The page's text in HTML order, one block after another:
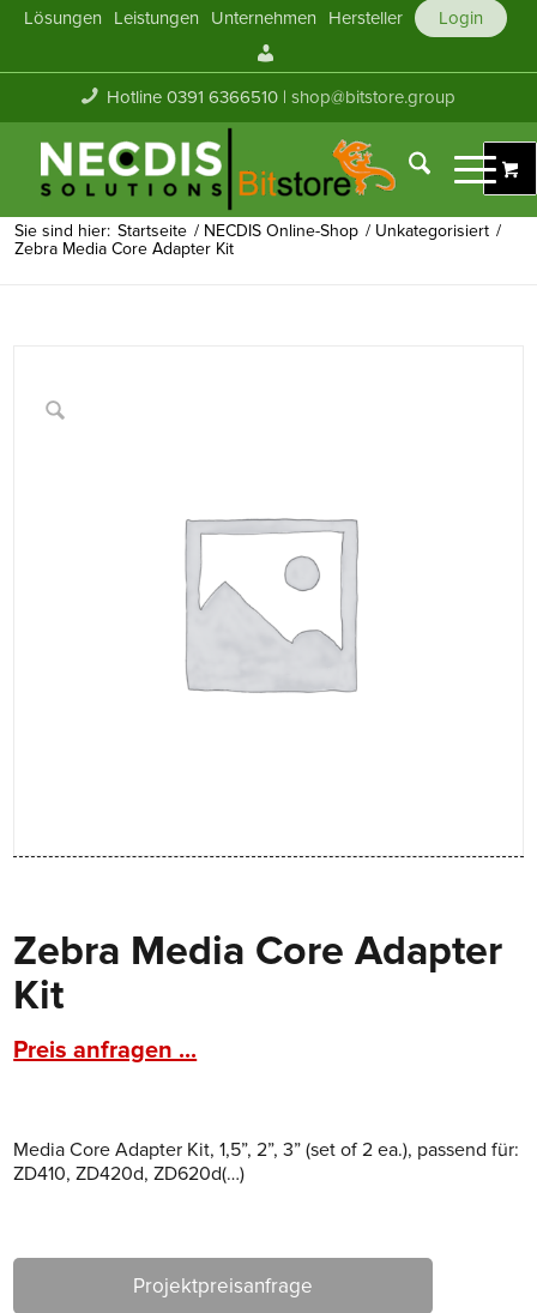
Lösungen Leistungen Unternehmen Hersteller
Login
Konto
Hotline 0391 6366510 |shop@bitstore.group
Sie sind hier: Startseite / NECDIS Online-Shop / Unkategorisiert /
Zebra Media Core Adapter Kit
Zebra Media Core Adapter
Kit
Preis anfragen ...
Media Core Adapter Kit, 1,5”, 2”, 3” (set of 2 ea.), passend für:
ZD410, ZD420d, ZD620d(…)
Projektpreisanfrage